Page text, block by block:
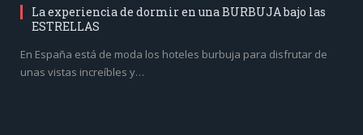
La experiencia de dormir en una BURBUJA bajo las
ESTRELLAS
En España está de moda los hoteles burbuja para disfrutar de
unas vistas increíbles y…